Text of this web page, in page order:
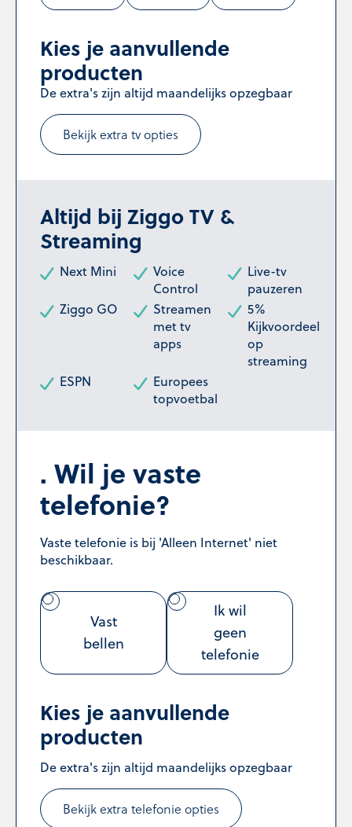
Kies je aanvullende
producten
De extra's zijn altijd maandelijks opzegbaar
Bekijk extra tv opties
Altijd bij Ziggo TV &
Streaming
Next Mini
Voice
Control
Live-tv
pauzeren
Ziggo GO
Streamen
met tv
apps
5%
Kijkvoordeel
op
streaming
ESPN
Europees
topvoetbal
Wil je vaste
telefonie?
Vaste telefonie is bij 'Alleen Internet' niet
beschikbaar.
Vast
bellen
Ik wil
geen
telefonie
Kies je aanvullende
producten
De extra's zijn altijd maandelijks opzegbaar
Bekijk extra telefonie opties